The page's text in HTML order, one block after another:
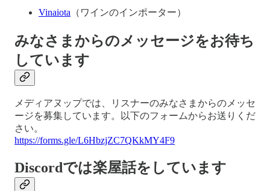
Vinaiota （ワインのインポーター）
みなさまからのメッセージをお待ち
しています
メディアヌップでは、リスナーのみなさまからのメッセ
ージを募集しています。以下のフォームからお送りくだ
さい。
https://forms.gle/L6HbzjZC7QKkMY4F9
Discordでは楽屋話をしています